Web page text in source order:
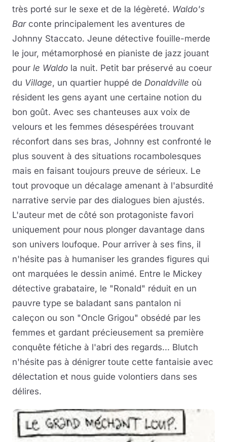
très porté sur le sexe et de la légèreté. Waldo's
Barconte principalement les aventures de
Johnny Staccato. Jeune détective fouille-merde
le jour, métamorphosé en pianiste de jazz jouant
pour le Waldo la nuit. Petit bar préservé au coeur
du Village, un quartier huppé de Donaldville où
résident les gens ayant une certaine notion du
bon goût. Avec ses chanteuses aux voix de
velours et les femmes désespérées trouvant
réconfort dans ses bras, Johnny est confronté le
plus souvent à des situations rocambolesques
mais en faisant toujours preuve de sérieux. Le
tout provoque un décalage amenant à l'absurdité
narrative servie par des dialogues bien ajustés.
L'auteur met de côté son protagoniste favori
uniquement pour nous plonger davantage dans
son univers loufoque. Pour arriver à ses fins, il
n'hésite pas à humaniser les grandes figures qui
ont marquées le dessin animé. Entre le Mickey
détective grabataire, le "Ronald" réduit en un
pauvre type se baladant sans pantalon ni
caleçon ou son "Oncle Grigou" obsédé par les
femmes et gardant précieusement sa première
conquête fétiche à l'abri des regards... Blutch
n'hésite pas à dénigrer toute cette fantaisie avec
délectation et nous guide volontiers dans ses
délires.